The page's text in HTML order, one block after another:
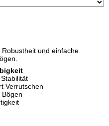
und einfache
Verrutschen